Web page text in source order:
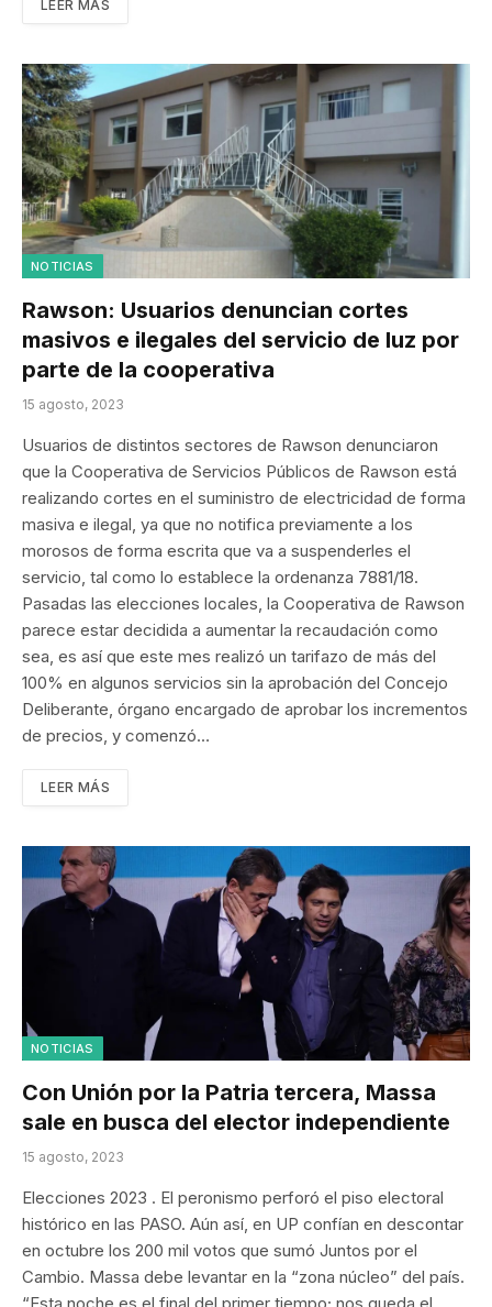
LEER MÁS
NOTICIAS
Rawson: Usuarios denuncian cortes
masivos e ilegales del servicio de luz por
parte de la cooperativa
15 agosto, 2023
Usuarios de distintos sectores de Rawson denunciaron
que la Cooperativa de Servicios Públicos de Rawson está
realizando cortes en el suministro de electricidad de forma
masiva e ilegal, ya que no notifica previamente a los
morosos de forma escrita que va a suspenderles el
servicio, tal como lo establece la ordenanza 7881/18.
Pasadas las elecciones locales, la Cooperativa de Rawson
parece estar decidida a aumentar la recaudación como
sea, es así que este mes realizó un tarifazo de más del
100% en algunos servicios sin la aprobación del Concejo
Deliberante, órgano encargado de aprobar los incrementos
de precios, y comenzó…
LEER MÁS
NOTICIAS
Con Unión por la Patria tercera, Massa
sale en busca del elector independiente
15 agosto, 2023
Elecciones 2023 . El peronismo perforó el piso electoral
histórico en las PASO. Aún así, en UP confían en descontar
en octubre los 200 mil votos que sumó Juntos por el
Cambio. Massa debe levantar en la “zona núcleo” del país.